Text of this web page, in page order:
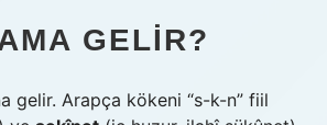
GELIR?
gelir. Arapça kökeni “s-k-n” fiil